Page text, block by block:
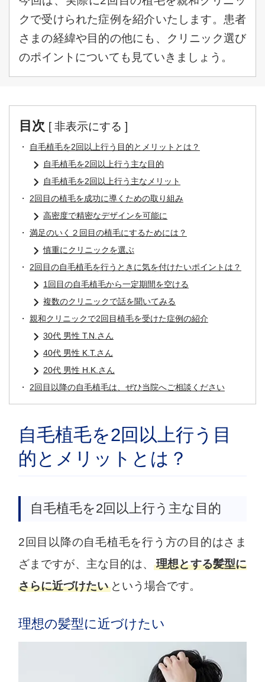
クで受けられた症例を紹介いたします。患者
さまの経緯や目的の他にも、クリニック選び
のポイントについても見ていきましょう。
目次 [非表示にする ]
自毛植毛を2回以上行う目的とメリットとは？
自毛植毛を2回以上行う主な目的
自毛植毛を2回以上行う主なメリット
2回目の植毛を成功に導くための取り組み
高密度で精密なデザインを可能に
満足のいく２回目の植毛にするためには？
慎重にクリニックを選ぶ
2回目の自毛植毛を行うときに気を付けたいポイントは？
1回目の自毛植毛から一定期間を空ける
複数のクリニックで話を聞いてみる
親和クリニックで2回目植毛を受けた症例の紹介
30代 男性 T.N.さん
40代 男性 K.T.さん
20代 男性 H.K.さん
2回目以降の自毛植毛は、ぜひ当院へご相談ください
自毛植毛を2回以上行う目
的とメリットとは？
自毛植毛を2回以上行う主な目的
2回目以降の自毛植毛を行う方の目的はさま
ざまですが、主な目的は、理想とする髪型に
さらに近づけたいという場合です。
理想の髪型に近づけたい